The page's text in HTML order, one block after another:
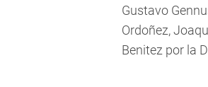
Gustavo
Ordoñez,
Benitez por la